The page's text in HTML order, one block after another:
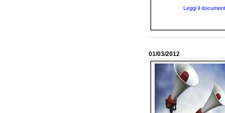
Leggi il
01/03/2012